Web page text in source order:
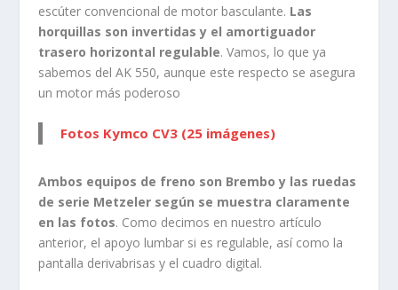
escúter convencional de motor basculante. Las
horquillas son invertidas y el amortiguador
trasero horizontal regulable. Vamos, lo que ya
sabemos del AK 550, aunque este respecto se asegura
un motor más poderoso
Fotos Kymco CV3 (25 imágenes)
Ambos equipos de freno son Brembo y las ruedas
de serie Metzeler según se muestra claramente
en las fotos. Como decimos en nuestro artículo
anterior, el apoyo lumbar si es regulable, así como la
pantalla derivabrisas y el cuadro digital.